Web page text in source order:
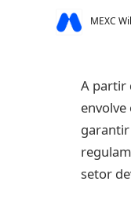
MEXC
A partir
setor